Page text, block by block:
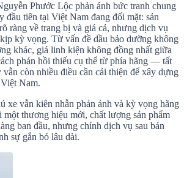
Phước Lộc phản ánh bức tranh chung
đầu tiên tại Việt Nam đang đối mặt: sản
ràng về trang bị và giá cả, nhưng dịch vụ
kỳ vọng. Từ vấn đề dầu bảo dưỡng không
khác, giá linh kiện không đồng nhất giữa
phản hồi thiếu cụ thể từ phía hãng — tất
vẫn còn nhiều điều cần cải thiện để xây dựng
Nam.
xe vẫn kiên nhẫn phản ánh và kỳ vọng hãng
một thương hiệu mới, chất lượng sản phẩm
ban đầu, nhưng chính dịch vụ sau bán
sự gắn bó lâu dài.